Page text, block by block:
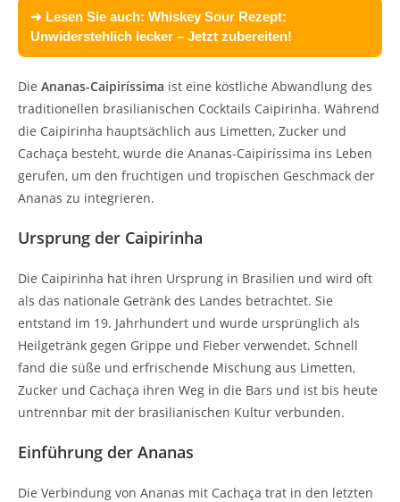
➜ Lesen Sie auch: Whiskey Sour Rezept:
Unwiderstehlich lecker – Jetzt zubereiten!
Die Ananas-Caipiríssima ist eine köstliche Abwandlung des
traditionellen brasilianischen Cocktails Caipirinha. Während
die Caipirinha hauptsächlich aus Limetten, Zucker und
Cachaça besteht, wurde die Ananas-Caipiríssima ins Leben
gerufen, um den fruchtigen und tropischen Geschmack der
Ananas zu integrieren.
Ursprung der Caipirinha
Die Caipirinha hat ihren Ursprung in Brasilien und wird oft
als das nationale Getränk des Landes betrachtet. Sie
entstand im 19. Jahrhundert und wurde ursprünglich als
Heilgetränk gegen Grippe und Fieber verwendet. Schnell
fand die süße und erfrischende Mischung aus Limetten,
Zucker und Cachaça ihren Weg in die Bars und ist bis heute
untrennbar mit der brasilianischen Kultur verbunden.
Einführung der Ananas
Die Verbindung von Ananas mit Cachaça trat in den letzten